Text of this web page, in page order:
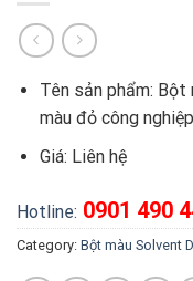
Tên sản phẩm: Bột
màu đỏ công nghiệp
Giá: Liên hệ
Hotline: 0901 490
Category: Bột màu Solvent